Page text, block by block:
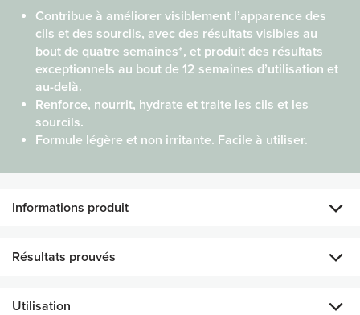
Contribue à améliorer visiblement l’apparence des
cils et des sourcils, avec des résultats visibles au
bout de quatre semaines*, et produit des résultats
exceptionnels au bout de 12 semaines d’utilisation et
au-delà.
Renforce, nourrit, hydrate et traite les cils et les
sourcils.
Formule légère et non irritante. Facile à utiliser.
Informations produit
Vous voulez des cils et des sourcils qui font tourner les têtes
? L’excellente formule de notre Nu Colour Lash + Brow
vos sourcils en les nourrissant et en les traitant en
Résultats prouvés
Utilisation